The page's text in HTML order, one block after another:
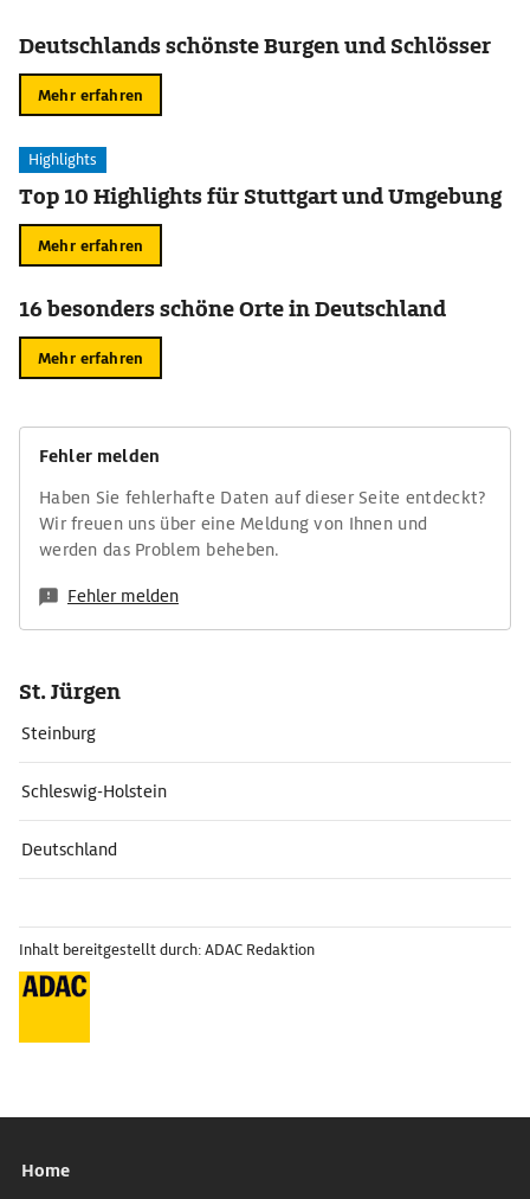
Deutschlands schönste Burgen und Schlösser
Mehr erfahren
Highlights
Top 10 Highlights für Stuttgart und Umgebung
Mehr erfahren
16 besonders schöne Orte in Deutschland
Mehr erfahren
Fehler melden
Haben Sie fehlerhafte Daten auf dieser Seite entdeckt?
Wir freuen uns über eine Meldung von Ihnen und
werden das Problem beheben.
Fehler melden
St. Jürgen
Steinburg
Schleswig-Holstein
Deutschland
Inhalt bereitgestellt durch: ADAC Redaktion
Home